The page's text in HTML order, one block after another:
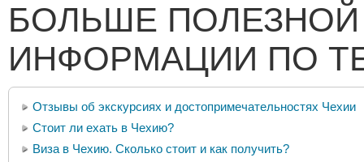
БОЛЬШЕ ПОЛЕЗНОЙ
ИНФОРМАЦИИ ПО
Отзывы об экскурсиях и достопримечательностях Чехии
Стоит ли ехать в Чехию?
Виза в Чехию. Сколько стоит и как получить?